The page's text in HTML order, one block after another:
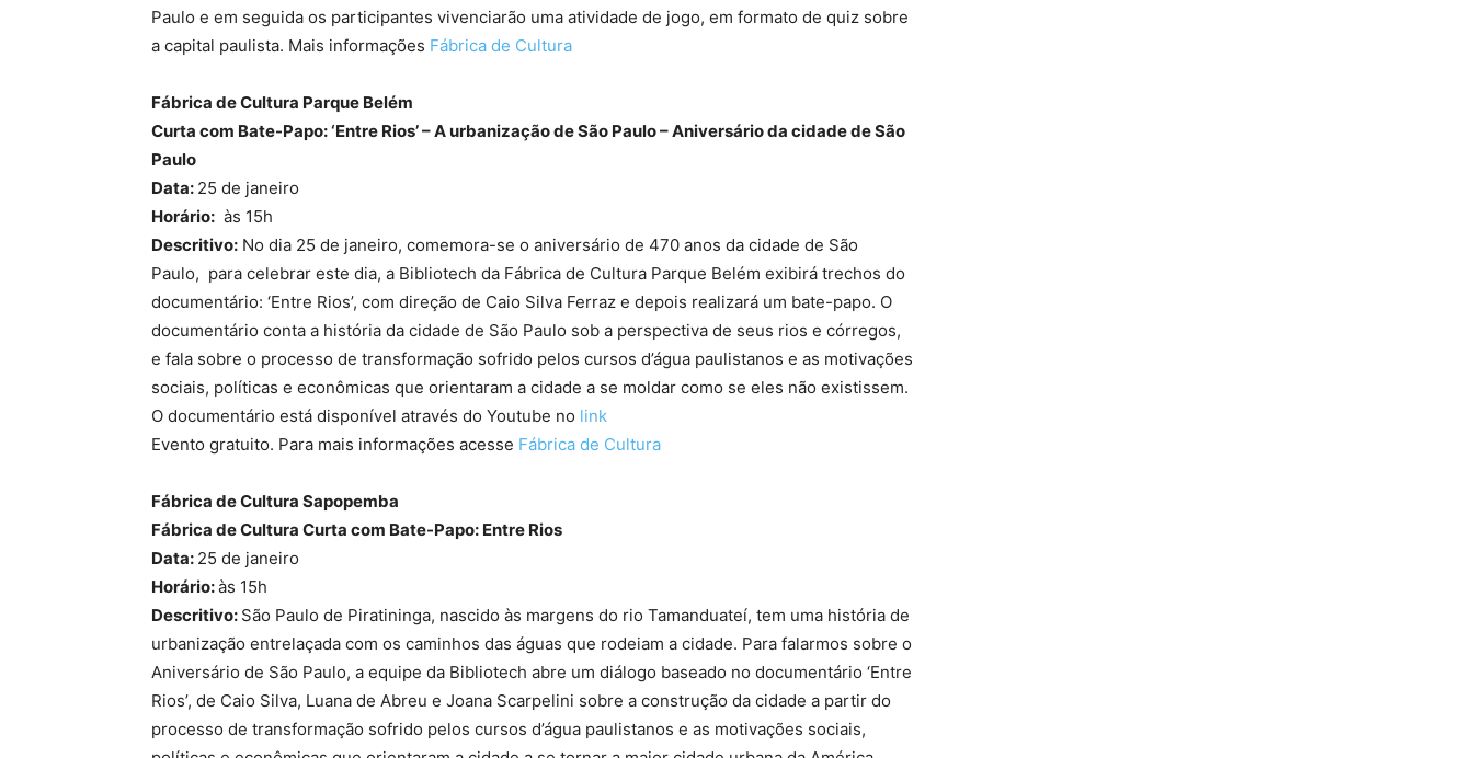
Paulo e em seguida os participantes vivenciarão uma atividade de jogo, em formato de quiz sobre
a capital paulista. Mais informações Fábrica de Cultura
Fábrica de Cultura Parque Belém
Curta com Bate-Papo: ‘Entre Rios’ – A urbanização de São Paulo – Aniversário da cidade de São
Paulo
Data: 25 de janeiro
Horário: às 15h
Descritivo: No dia 25 de janeiro, comemora-se o aniversário de 470 anos da cidade de São
Paulo, para celebrar este dia, a Bibliotech da Fábrica de Cultura Parque Belém exibirá trechos do
documentário: ‘Entre Rios’, com direção de Caio Silva Ferraz e depois realizará um bate-papo. O
documentário conta a história da cidade de São Paulo sob a perspectiva de seus rios e córregos,
e fala sobre o processo de transformação sofrido pelos cursos d’água paulistanos e as motivações
sociais, políticas e econômicas que orientaram a cidade a se moldar como se eles não existissem.
O documentário está disponível através do Youtube no link
Evento gratuito. Para mais informações acesse Fábrica de Cultura
Fábrica de Cultura Sapopemba
Fábrica de Cultura Curta com Bate-Papo: Entre Rios
Data: 25 de janeiro
Horário:às 15h
Descritivo: São Paulo de Piratininga, nascido às margens do rio Tamanduateí, tem uma história de
urbanização entrelaçada com os caminhos das águas que rodeiam a cidade. Para falarmos sobre o
Aniversário de São Paulo, a equipe da Bibliotech abre um diálogo baseado no documentário ‘Entre
Rios’, de Caio Silva, Luana de Abreu e Joana Scarpelini sobre a construção da cidade a partir do
processo de transformação sofrido pelos cursos d’água paulistanos e as motivações sociais,